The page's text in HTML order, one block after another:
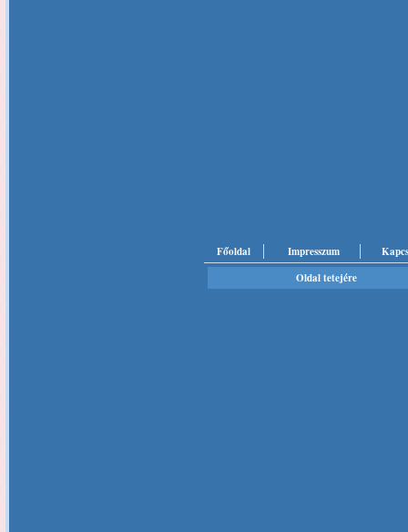
Főoldal Impresszum
Oldal tetejére